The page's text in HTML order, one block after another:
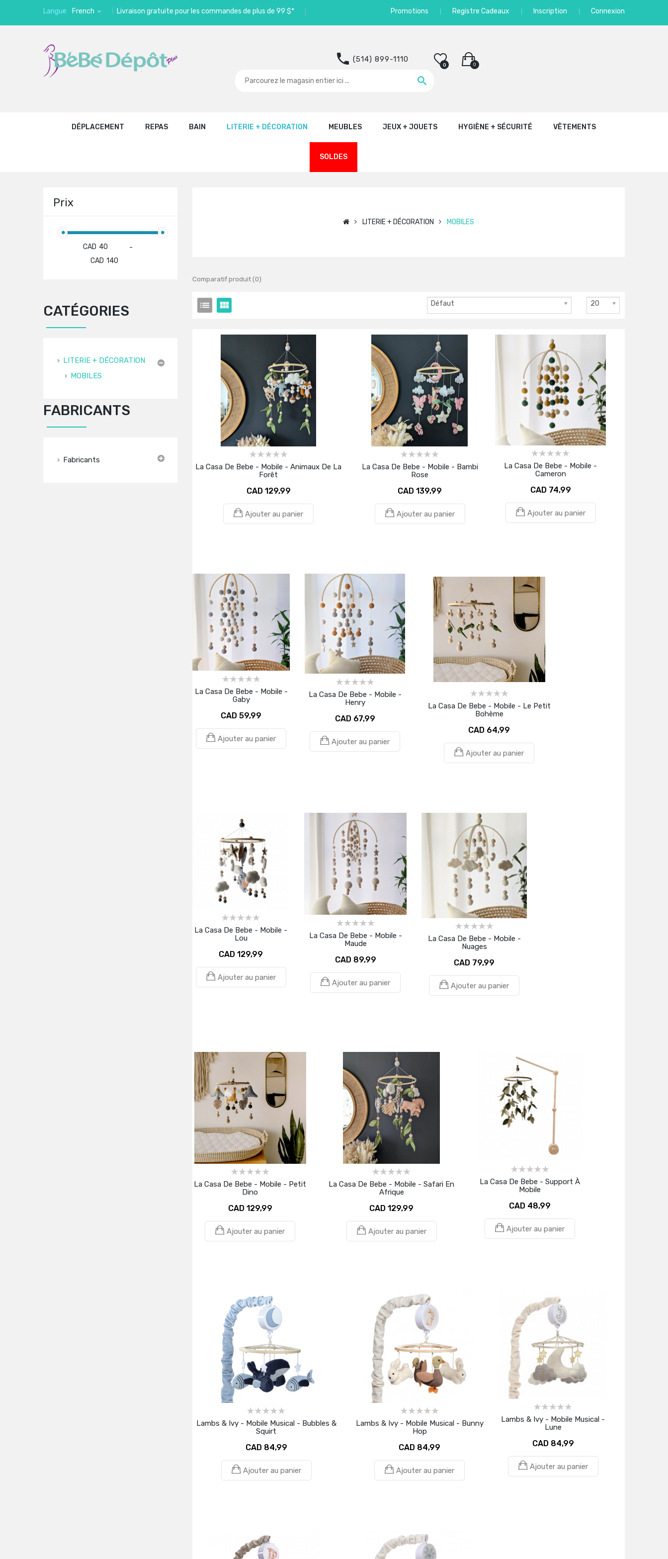
Langue French Livraison gratuite pour les commandes de plus de 99 $* Promotions Registre Cadeaux Inscription Connexion
0
0
(514) 899-1110
DÉPLACEMENT REPAS BAIN LITERIE + DÉCORATION MEUBLES JEUX + JOUETS HYGIÈNE + SÉCURITÉ VÊTEMENTS
SOLDES
Prix
CAD
-
CAD
CATÉGORIES
LITERIE + DÉCORATION
MOBILES
FABRICANTS
Fabricants
LITERIE + DÉCORATION MOBILES
Comparatif produit (0)
20
Défaut
La Casa De Bebe - Mobile - Animaux De La
Forêt
CAD 129,99
Ajouter au panier
La Casa De Bebe - Mobile - Bambi
Rose
CAD 139,99
Ajouter au panier
La Casa De Bebe - Mobile -
Cameron
CAD 74,99
Ajouter au panier
La Casa De Bebe - Mobile -
Gaby
CAD 59,99
Ajouter au panier
La Casa De Bebe - Mobile -
Henry
CAD 67,99
Ajouter au panier
La Casa De Bebe - Mobile - Le Petit
Bohème
CAD 64,99
Ajouter au panier
La Casa De Bebe - Mobile -
Lou
CAD 129,99
Ajouter au panier
La Casa De Bebe - Mobile -
Maude
CAD 89,99
Ajouter au panier
La Casa De Bebe - Mobile -
Nuages
CAD 79,99
Ajouter au panier
La Casa De Bebe - Mobile - Petit
Dino
CAD 129,99
Ajouter au panier
La Casa De Bebe - Mobile - Safari En
Afrique
CAD 129,99
Ajouter au panier
La Casa De Bebe - Support À
Mobile
CAD 48,99
Ajouter au panier
Lambs & Ivy - Mobile Musical - Bubbles &
Squirt
CAD 84,99
Ajouter au panier
Lambs & Ivy - Mobile Musical - Bunny
Hop
CAD 84,99
Ajouter au panier
Lambs & Ivy - Mobile Musical -
Lune
CAD 84,99
Ajouter au panier